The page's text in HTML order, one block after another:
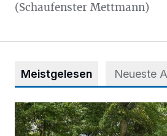
(Schaufenster Mettmann)
Meistgelesen Neueste
Aus Grau wird Haltung